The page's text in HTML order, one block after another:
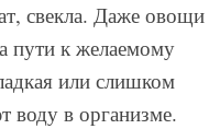
свекла. Даже овощи
пути к желаемому
или слишком
воду в организме.